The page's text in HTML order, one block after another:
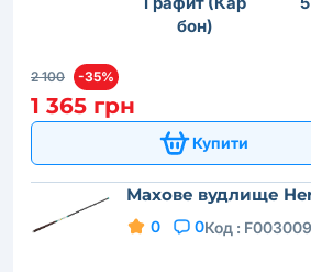
бон)
2 100 -35%
1 365 грн
Купити
Махове вудлище
0 0Код :